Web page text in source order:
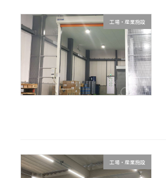
工場・産業施設
工場・産業施設